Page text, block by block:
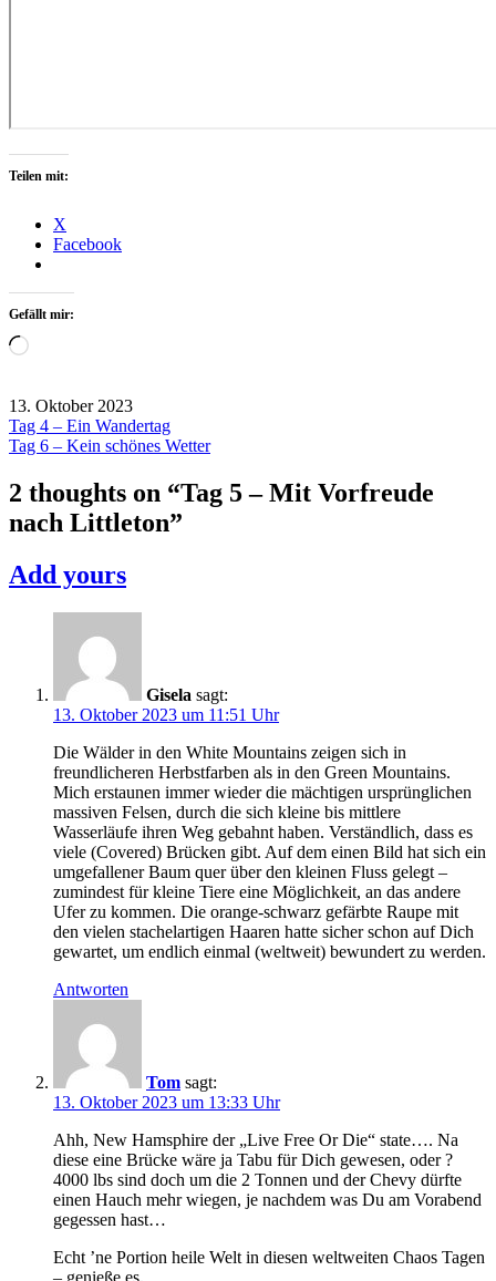
Teilen mit:
X
Facebook
Gefällt mir:
Wird
13. Oktober 2023
USA
Beitragsnavigation
Tag 4 – Ein Wandertag
Tag 6 – Kein schönes Wetter
2 thoughts on “Tag 5 – Mit Vorfreude
nach Littleton”
Add yours
Gisela sagt:
13. Oktober 2023 um 11:51 Uhr
Die Wälder in den White Mountains zeigen sich in
freundlicheren Herbstfarben als in den Green Mountains.
Mich erstaunen immer wieder die mächtigen ursprünglichen
massiven Felsen, durch die sich kleine bis mittlere
Wasserläufe ihren Weg gebahnt haben. Verständlich, dass es
viele (Covered) Brücken gibt. Auf dem einen Bild hat sich ein
umgefallener Baum quer über den kleinen Fluss gelegt –
zumindest für kleine Tiere eine Möglichkeit, an das andere
Ufer zu kommen. Die orange-schwarz gefärbte Raupe mit
den vielen stachelartigen Haaren hatte sicher schon auf Dich
gewartet, um endlich einmal (weltweit) bewundert zu werden.
Antworten
Tom sagt:
13. Oktober 2023 um 13:33 Uhr
Ahh, New Hamsphire der „Live Free Or Die“ state…. Na
diese eine Brücke wäre ja Tabu für Dich gewesen, oder ?
4000 lbs sind doch um die 2 Tonnen und der Chevy dürfte
einen Hauch mehr wiegen, je nachdem was Du am Vorabend
gegessen hast…
Echt ’ne Portion heile Welt in diesen weltweiten Chaos Tagen
– genieße es.